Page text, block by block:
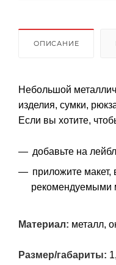
ОПИСАНИЕ
Небольшой
изделия, сумки,
Если вы хотите,
добавьте на
приложите
рекомендуемыми
Материал: металл,
Размер/габариты: